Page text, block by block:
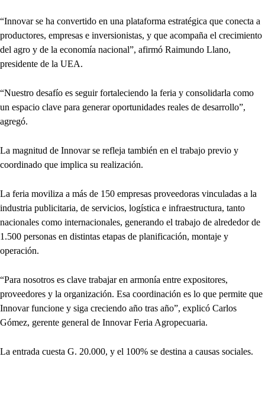
“Innovar se ha convertido en una plataforma estratégica que conecta a
productores, empresas e inversionistas, y que acompaña el crecimiento
del agro y de la economía nacional”, afirmó Raimundo Llano,
presidente de la UEA.
“Nuestro desafío es seguir fortaleciendo la feria y consolidarla como
un espacio clave para generar oportunidades reales de desarrollo”,
agregó.
La magnitud de Innovar se refleja también en el trabajo previo y
coordinado que implica su realización.
La feria moviliza a más de 150 empresas proveedoras vinculadas a la
industria publicitaria, de servicios, logística e infraestructura, tanto
nacionales como internacionales, generando el trabajo de alrededor de
1.500 personas en distintas etapas de planificación, montaje y
operación.
“Para nosotros es clave trabajar en armonía entre expositores,
proveedores y la organización. Esa coordinación es lo que permite que
Innovar funcione y siga creciendo año tras año”, explicó Carlos
Gómez, gerente general de Innovar Feria Agropecuaria.
La entrada cuesta G. 20.000, y el 100% se destina a causas sociales.